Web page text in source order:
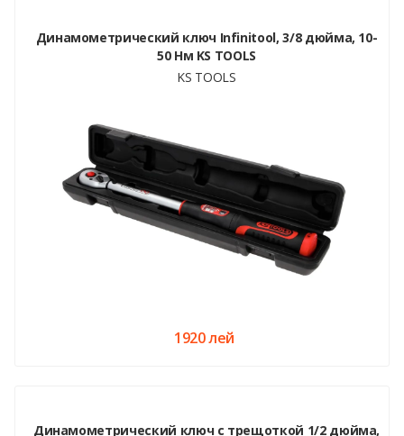
Динамометрический ключ Infinitool, 3/8 дюйма, 10-
50 Нм KS TOOLS
KS TOOLS
1920 лей
Динамометрический ключ с трещоткой 1/2 дюйма,